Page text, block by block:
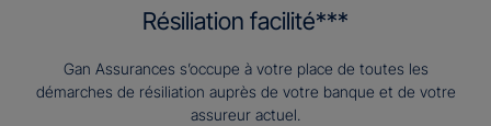
Résiliation facilité***
Gan Assurances s’occupe à votre place de toutes les
démarches de résiliation auprès de votre banque et de votre
assureur actuel.